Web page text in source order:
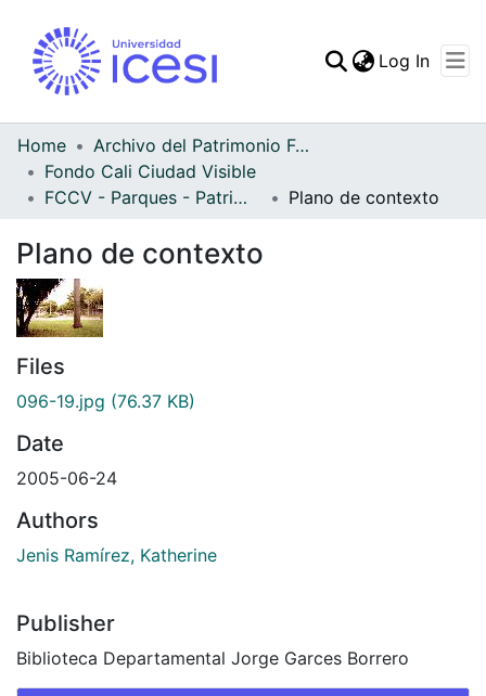
Log In
Home
Archivo del Patrimonio Fotográfico y Fílmico del Valle del Cauca
Fondo Cali Ciudad Visible
FCCV - Parques - Patrimonial
Plano de contexto
Plano de contexto
Files
096-19.jpg (76.37 KB)
Date
2005-06-24
Authors
Jenis Ramírez, Katherine
Publisher
Biblioteca Departamental Jorge Garces Borrero